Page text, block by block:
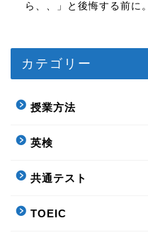
ら、、」と後悔する前に。
カテゴリー
授業方法
英検
共通テスト
TOEIC